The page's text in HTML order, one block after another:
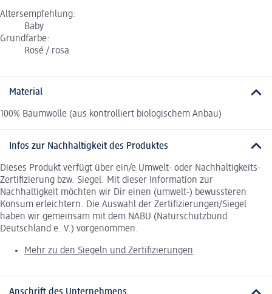
Altersempfehlung:
Baby
Grundfarbe:
Rosé / rosa
Material
100% Baumwolle (aus kontrolliert biologischem Anbau)
Infos zur Nachhaltigkeit des Produktes
Dieses Produkt verfügt über ein/e Umwelt- oder Nachhaltigkeits-
Zertifizierung bzw. Siegel. Mit dieser Information zur
Nachhaltigkeit möchten wir Dir einen (umwelt-) bewussteren
Konsum erleichtern. Die Auswahl der Zertifizierungen/Siegel
haben wir gemeinsam mit dem NABU (Naturschutzbund
Deutschland e. V.) vorgenommen.
Mehr zu den Siegeln und Zertifizierungen